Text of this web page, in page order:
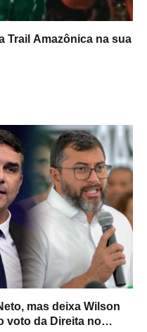
Trail Amazônica na sua
mas deixa Wilson
voto da Direita no